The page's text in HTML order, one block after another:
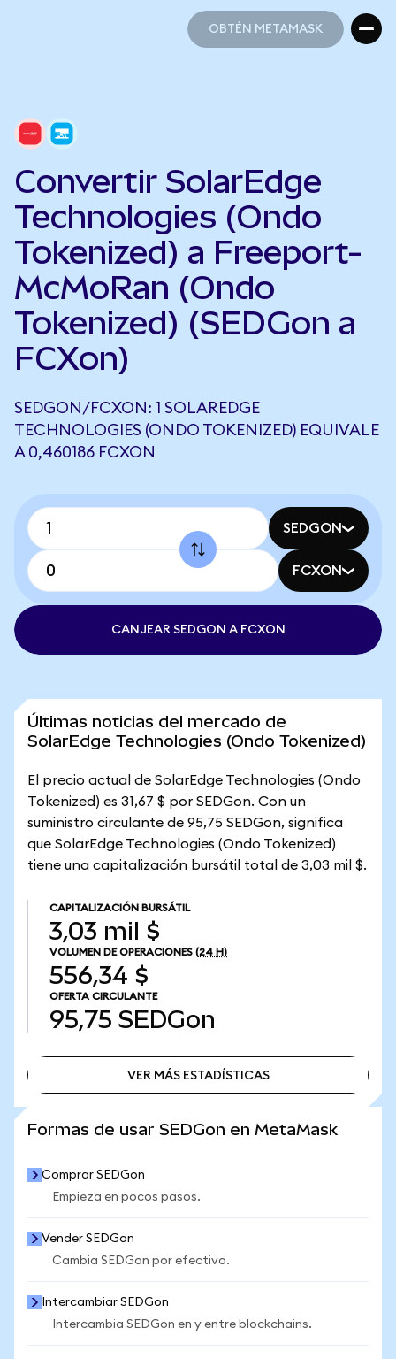
OBTÉN METAMASK
Convertir SolarEdge
Technologies (Ondo
Tokenized) a Freeport-
McMoRan (Ondo
Tokenized) (SEDGon a
FCXon)
SEDGON/FCXON: 1 SOLAREDGE
TECHNOLOGIES (ONDO TOKENIZED) EQUIVALE
A 0,460186 FCXON
SEDGON
FCXON
CANJEAR SEDGON A FCXON
Últimas noticias del mercado de
SolarEdge Technologies (Ondo Tokenized)
El precio actual de SolarEdge Technologies (Ondo
Tokenized) es 31,67 $ por SEDGon. Con un
suministro circulante de 95,75 SEDGon, significa
que SolarEdge Technologies (Ondo Tokenized)
tiene una capitalización bursátil total de 3,03 mil $.
CAPITALIZACIÓN BURSÁTIL
3,03 mil $
VOLUMEN DE OPERACIONES (24 H)
556,34 $
OFERTA CIRCULANTE
95,75 SEDGon
VER MÁS ESTADÍSTICAS
Formas de usar SEDGon en MetaMask
Comprar SEDGon
Empieza en pocos pasos.
Vender SEDGon
Cambia SEDGon por efectivo.
Intercambiar SEDGon
Intercambia SEDGon en y entre blockchains.